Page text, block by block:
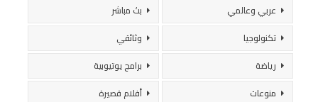
عربي وعالمي
بث مباشر
تكنولوجيا
وثائقي
رياضة
برامج يوتيوبية
منوعات
أفلام قصيرة